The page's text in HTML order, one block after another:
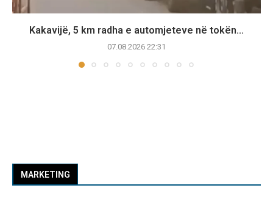
Kakavijë, 5 km radha e automjeteve në tokën...
07.08.2026 22:31
MARKETING